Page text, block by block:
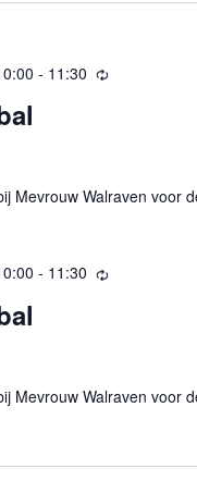
- 11:30 Terugkerend
Mevrouw Walraven voor
- 11:30 Terugkerend
Mevrouw Walraven voor